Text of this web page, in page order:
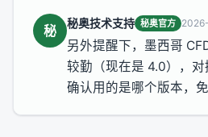
秘 秘奥技术支持 秘奥官方
另外提醒下，墨西哥
较勤（现在是 4.0），
确认用的是哪个版本，